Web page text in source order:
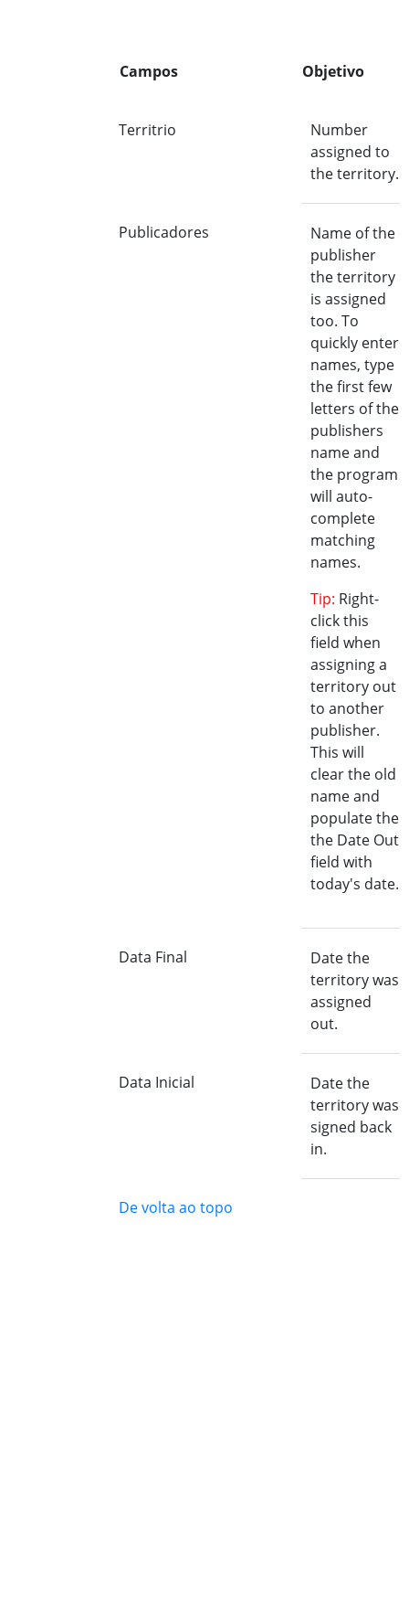
Campos Objetivo
Territrio
Number
assigned to
the territory.
Publicadores
Name of the
publisher
the territory
is assigned
too. To
quickly enter
names, type
the first few
letters of the
publishers
name and
the program
will auto-
complete
matching
names.
Tip: Right-
click this
field when
assigning a
territory out
to another
publisher.
This will
clear the old
name and
populate the
the Date Out
field with
today's date.
Data Final
Date the
territory was
assigned
out.
Data Inicial
Date the
territory was
signed back
in.
De volta ao topo